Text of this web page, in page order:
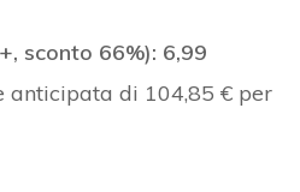
sconto 66%): 6,99
anticipata di 104,85 € per